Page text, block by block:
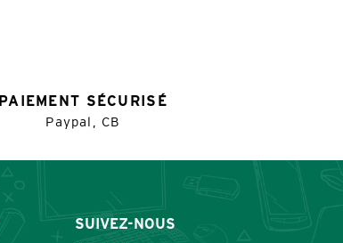
PAIEMENT SÉCURISÉ
Paypal, CB
SUIVEZ-NOUS